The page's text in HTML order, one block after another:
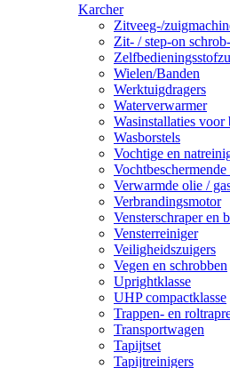
Karcher
Zitveeg-/
Zit- / step-on
Wielen/Banden
Werktuigdragers
Waterverwarmer
Wasinstallaties
Wasborstels
Vochtige en
Verwarmde olie /
Verbrandingsmotor
Vensterschraper en
Vensterreiniger
Veiligheidszuigers
Vegen en schrobben
Uprightklasse
UHP compactklasse
Trappen- en
Transportwagen
Tapijtset
Tapijtreinigers